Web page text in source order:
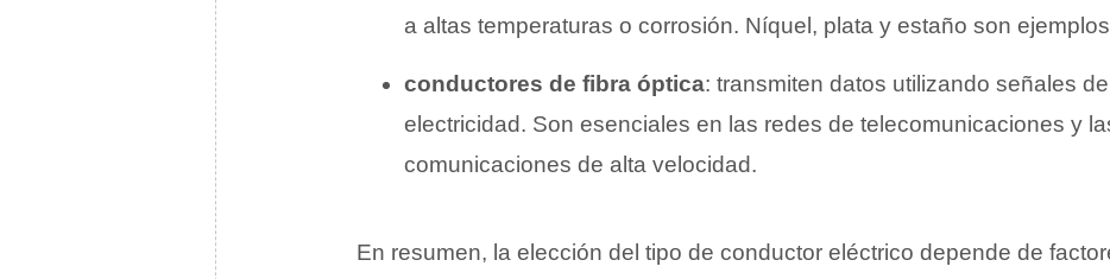
a altas temperaturas o corrosión. Níquel, plata y estaño son
conductores de fibra óptica: transmiten datos utilizando señales
electricidad. Son esenciales en las redes de telecomunicaciones y
comunicaciones de alta velocidad.
En resumen, la elección del tipo de conductor eléctrico depende de